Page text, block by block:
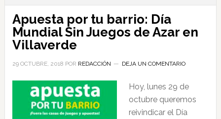
Apuesta por tu barrio: Día
Mundial Sin Juegos de Azar en
Villaverde
29 OCTUBRE, 2018 POR REDACCIÓN DEJA UN COMENTARIO
Hoy, lunes 29 de
octubre queremos
reivindicar el Día